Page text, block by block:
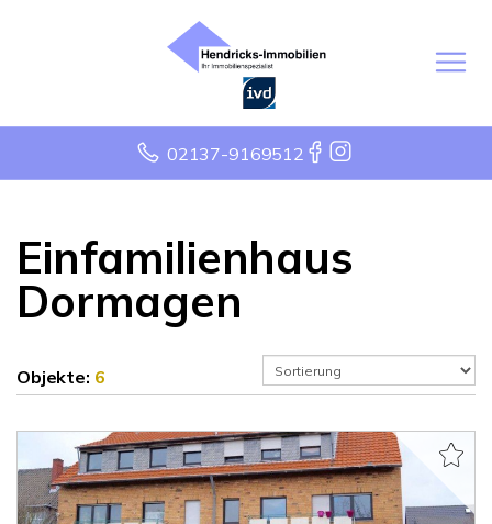
02137-9169512
Einfamilienhaus
Dormagen
Objekte: 6